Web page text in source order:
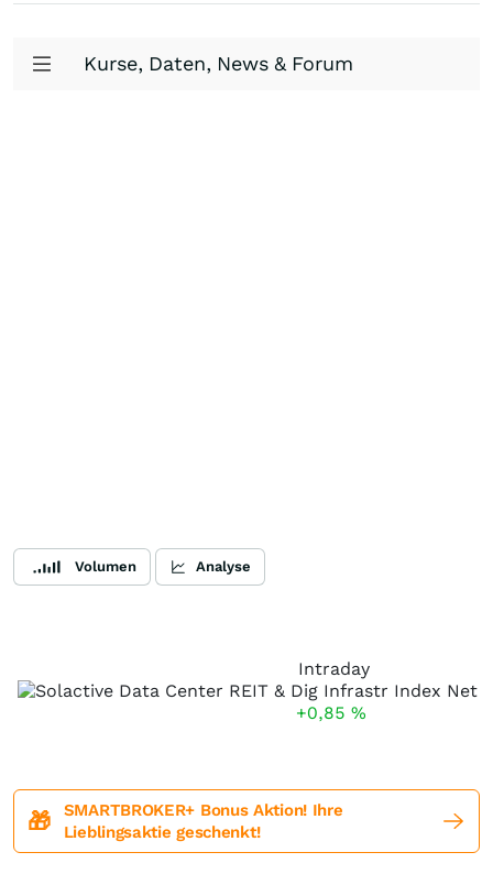
Kurse, Daten, News & Forum
Volumen Analyse
Intraday
+0,85 %
🎁
SMARTBROKER+ Bonus Aktion! Ihre
Lieblingsaktie geschenkt!